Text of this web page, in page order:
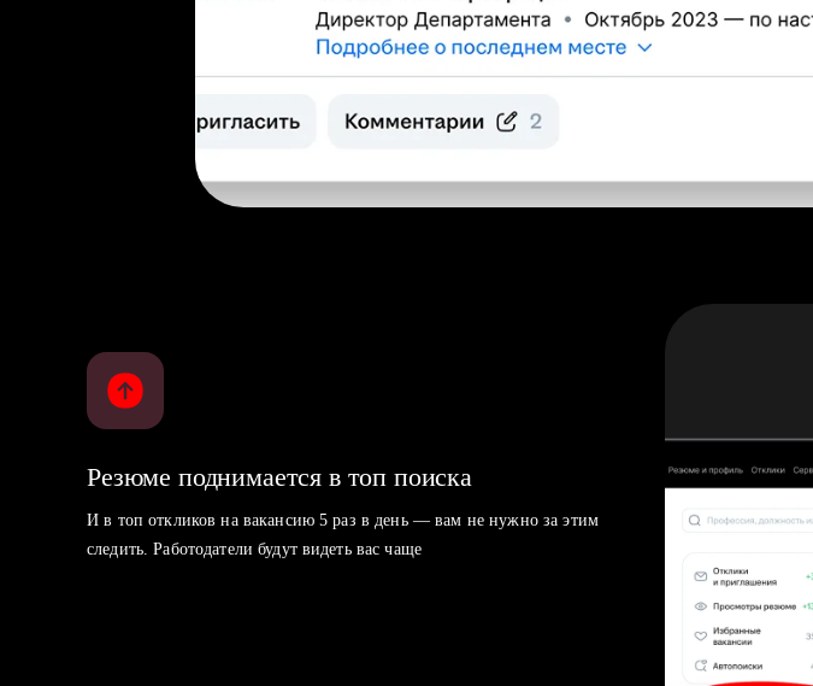
Резюме поднимается в топ поиска
И в топ откликов на вакансию 5 раз в день — вам не нужно за этим
следить. Работодатели будут видеть вас чаще